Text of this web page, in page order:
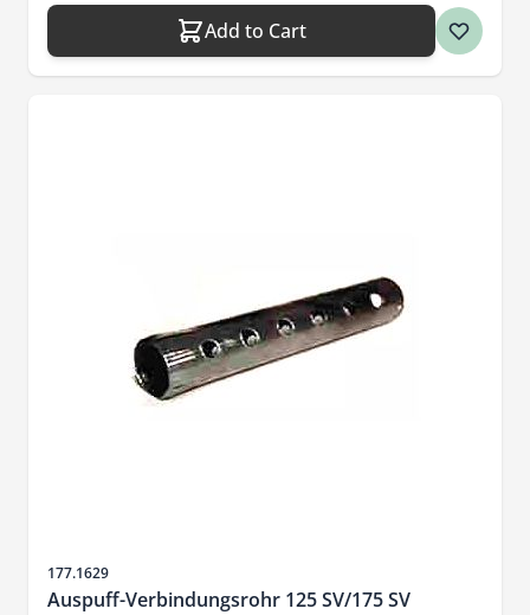
Add to Cart
Sku
177.1629
Auspuff-Verbindungsrohr 125 SV/175 SV